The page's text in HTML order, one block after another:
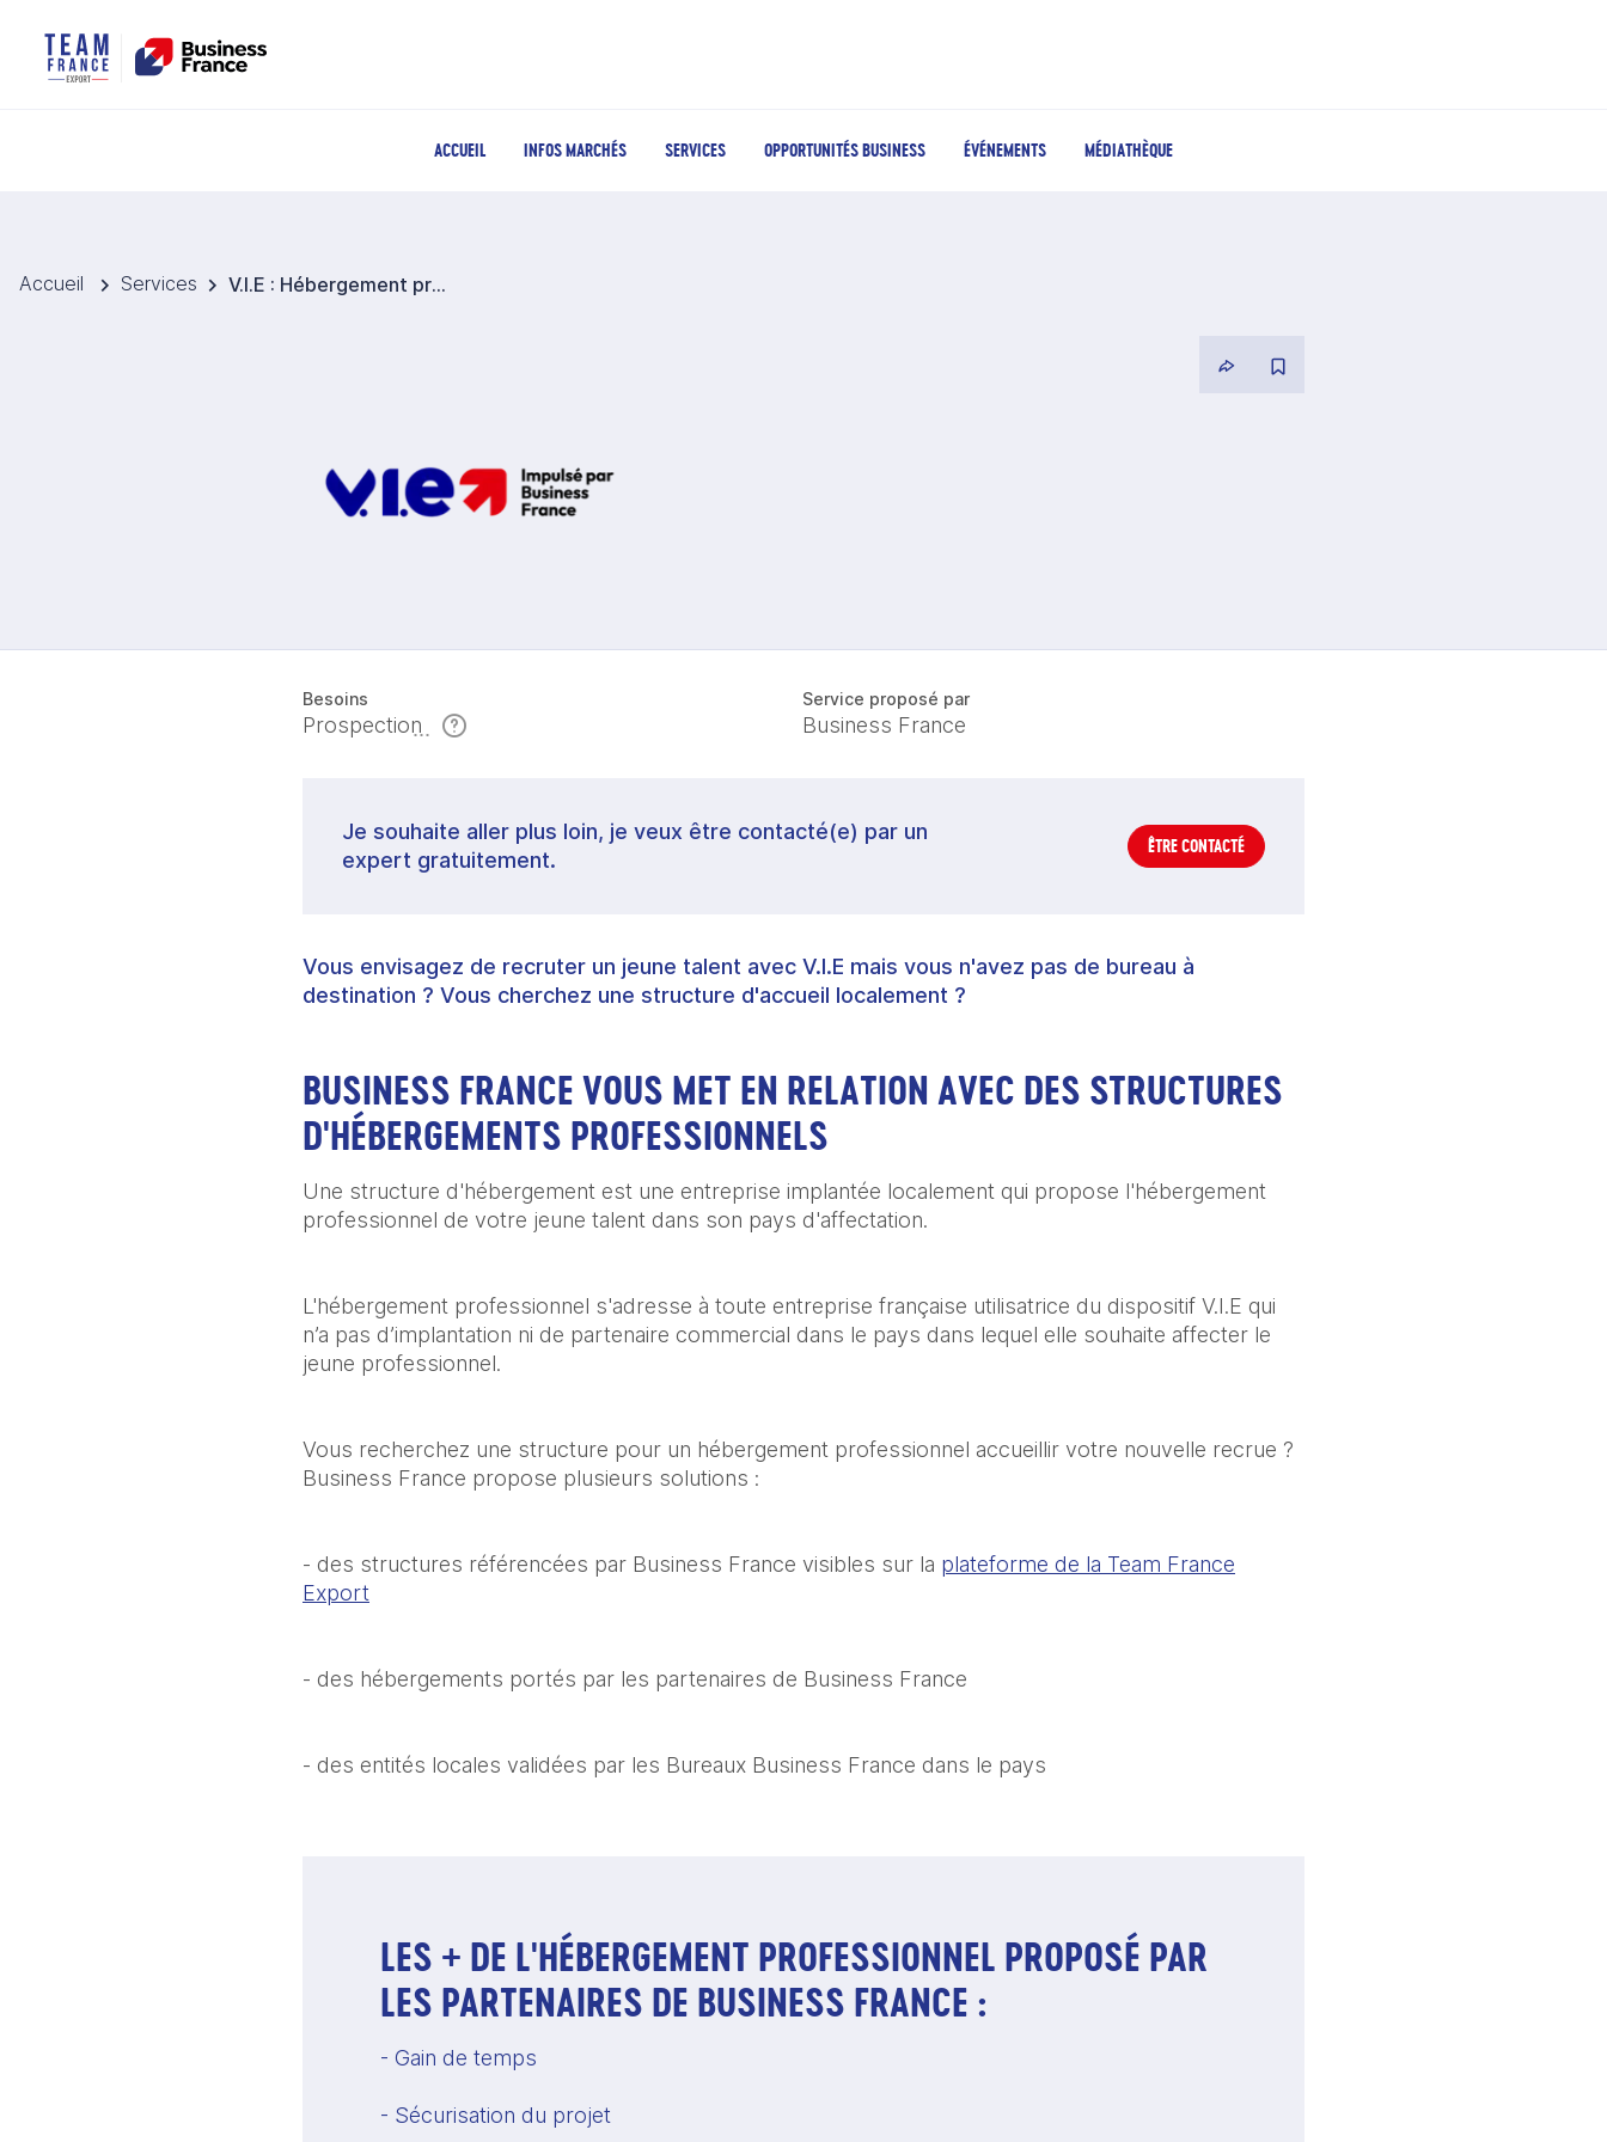
ACCUEIL INFOS MARCHÉS SERVICES OPPORTUNITÉS BUSINESS ÉVÉNEMENTS MÉDIATHÈQUE
Accueil Services V.I.E : Hébergement professionnel
Besoins
Prospection
Service proposé par
Business France
Je souhaite aller plus loin, je veux être contacté(e) par un
expert gratuitement.
ÊTRE CONTACTÉ
Vous envisagez de recruter un jeune talent avec V.I.E mais vous n'avez pas de bureau à
destination ? Vous cherchez une structure d'accueil localement ?
BUSINESS FRANCE VOUS MET EN RELATION AVEC DES STRUCTURES
D'HÉBERGEMENTS PROFESSIONNELS
Une structure d'hébergement est une entreprise implantée localement qui propose l'hébergement
professionnel de votre jeune talent dans son pays d'affectation.
L'hébergement professionnel s'adresse à toute entreprise française utilisatrice du dispositif V.I.E qui
n’a pas d’implantation ni de partenaire commercial dans le pays dans lequel elle souhaite affecter le
jeune professionnel.
Vous recherchez une structure pour un hébergement professionnel accueillir votre nouvelle recrue ?
Business France propose plusieurs solutions :
- des structures référencées par Business France visibles sur la plateforme de la Team France
Export
- des hébergements portés par les partenaires de Business France
- des entités locales validées par les Bureaux Business France dans le pays
LES + DE L'HÉBERGEMENT PROFESSIONNEL PROPOSÉ PAR
LES PARTENAIRES DE BUSINESS FRANCE :
- Gain de temps
- Sécurisation du projet